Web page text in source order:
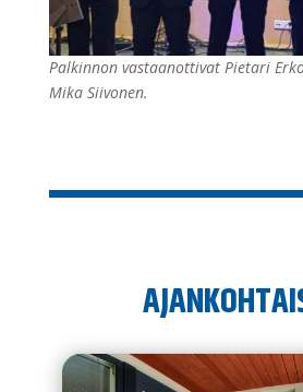
Palkinnon vastaanottivat Pietari
Mika Siivonen.